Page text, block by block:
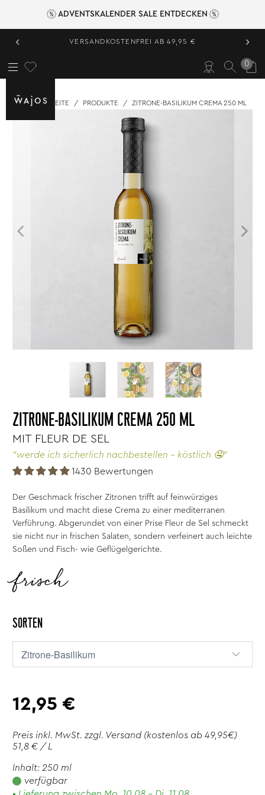
ADVENTSKALENDER SALE ENTDECKEN
‹ VERSANDKOSTENFREI AB 49,95 € ›
0
STARTSEITE / PRODUKTE / ZITRONE-BASILIKUM CREMA 250 ML
ZITRONE-BASILIKUM CREMA 250 ML
MIT FLEUR DE SEL
"werde ich sicherlich nachbestellen - köstlich 🤤"
1430 Bewertungen
Der Geschmack frischer Zitronen trifft auf feinwürziges
Basilikum und macht diese Crema zu einer mediterranen
Verführung. Abgerundet von einer Prise Fleur de Sel schmeckt
sie nicht nur in frischen Salaten, sondern verfeinert auch leichte
Soßen und Fisch- wie Geflügelgerichte.
frisch
SORTEN
12,95 €
Preis inkl. MwSt. zzgl. Versand (kostenlos ab 49,95€)
51,8 € / L
Inhalt: 250 ml
verfügbar